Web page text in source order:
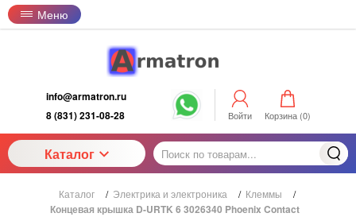
Меню
info@armatron.ru
8 (831) 231-08-28
Войти Корзина (0)
Каталог
Каталог / Электрика и электроника / Клеммы /
Концевая крышка D-URTK 6 3026340 Phoenix Contact